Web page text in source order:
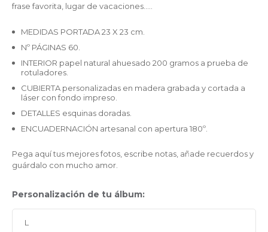
frase favorita, lugar de vacaciones.....
MEDIDAS PORTADA 23 X 23 cm.
Nº PÁGINAS 60.
INTERIOR papel natural ahuesado 200 gramos a prueba de
rotuladores.
CUBIERTA personalizadas en madera grabada y cortada a
láser con fondo impreso.
DETALLES esquinas doradas.
ENCUADERNACIÓN artesanal con apertura 180º.
Pega aquí tus mejores fotos, escribe notas, añade recuerdos y
guárdalo con mucho amor.
Personalización de tu álbum: